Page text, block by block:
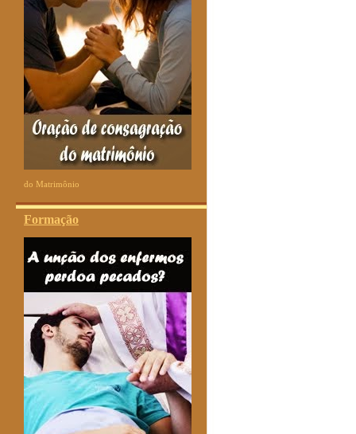
do Matrimônio
Formação